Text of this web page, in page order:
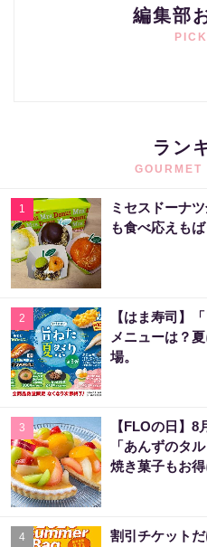
編集部
ラン
1
ミセスドーナ
も食べ応えも
2
【はま寿司】
メニューは？
場。
3
【FLOの日】
「あんずのタ
焼き菓子もお得
4
割引チケット